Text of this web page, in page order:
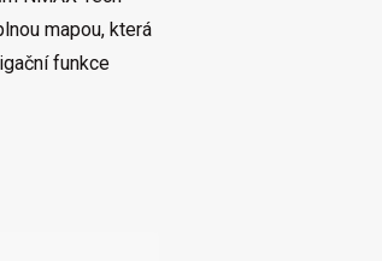
mapou, která
funkce